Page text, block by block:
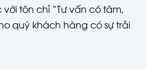
tôn chỉ “Tư vấn có tâm,
quý khách hàng có sự trải